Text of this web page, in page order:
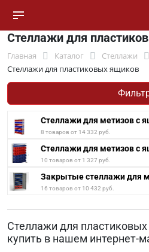
Стеллажи для
Главная Каталог
Стеллажи
Стеллажи для пластиковых ящиков
Стеллажи для метизов с
8 товаров от 14 332 руб.
Стеллажи для метизов с
10 товаров от 1 327 руб.
Закрытые стеллажи для
16 товаров от 10 432 руб.
Стеллажи для
купить в нашем интернет-